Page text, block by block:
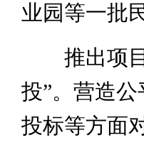
业园等一批
推出项目
投”。营造
投标等方面